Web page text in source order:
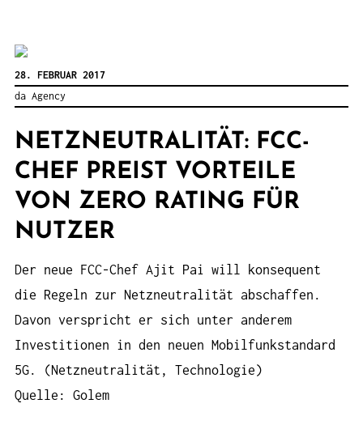
28. FEBRUAR 2017
da Agency
NETZNEUTRALITÄT: FCC-
CHEF PREIST VORTEILE
VON ZERO RATING FÜR
NUTZER
Der neue FCC-Chef Ajit Pai will konsequent
die Regeln zur Netzneutralität abschaffen.
Davon verspricht er sich unter anderem
Investitionen in den neuen Mobilfunkstandard
5G. (Netzneutralität, Technologie)
Quelle: Golem